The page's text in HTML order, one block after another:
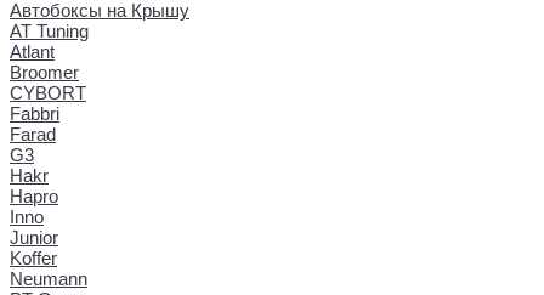
Автобоксы на Крышу
AT Tuning
Atlant
Broomer
CYBORT
Fabbri
Farad
G3
Hakr
Hapro
Inno
Junior
Koffer
Neumann